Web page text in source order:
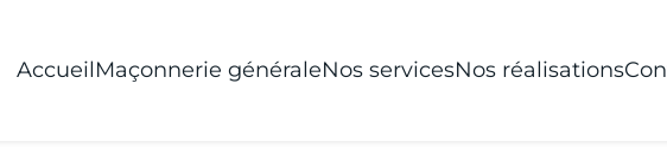
AccueilMaçonnerie généraleNos servicesNos réalisations